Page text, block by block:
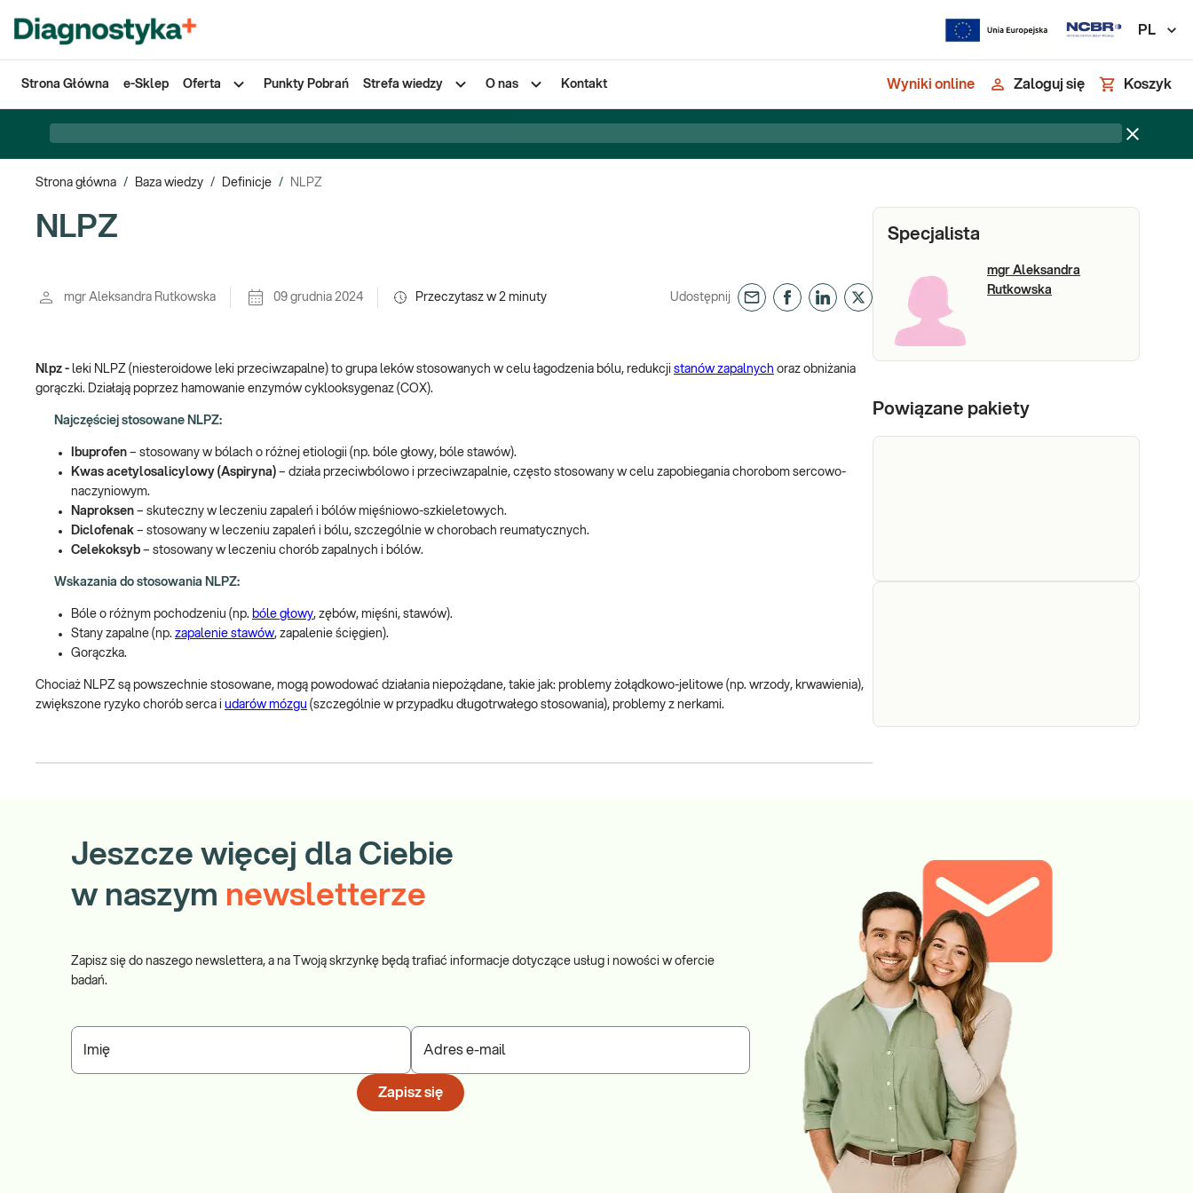
PL
Strona Główna e-Sklep Oferta Punkty Pobrań Strefa wiedzy O nas Kontakt Wyniki online Zaloguj się Koszyk
Strona główna / Baza wiedzy / Definicje / NLPZ
NLPZ
mgr Aleksandra Rutkowska 09 grudnia 2024 Przeczytasz w 2 minuty Udostępnij
Nlpz - leki NLPZ (niesteroidowe leki przeciwzapalne) to grupa leków stosowanych w celu łagodzenia bólu, redukcji stanów zapalnych oraz obniżania
gorączki. Działają poprzez hamowanie enzymów cyklooksygenaz (COX).
Najczęściej stosowane NLPZ:
Ibuprofen – stosowany w bólach o różnej etiologii (np. bóle głowy, bóle stawów).
Kwas acetylosalicylowy (Aspiryna) – działa przeciwbólowo i przeciwzapalnie, często stosowany w celu zapobiegania chorobom sercowo-
naczyniowym.
Naproksen – skuteczny w leczeniu zapaleń i bólów mięśniowo-szkieletowych.
Diclofenak – stosowany w leczeniu zapaleń i bólu, szczególnie w chorobach reumatycznych.
Celekoksyb – stosowany w leczeniu chorób zapalnych i bólów.
Wskazania do stosowania NLPZ:
Bóle o różnym pochodzeniu (np. bóle głowy, zębów, mięśni, stawów).
Stany zapalne (np. zapalenie stawów, zapalenie ścięgien).
Gorączka.
Chociaż NLPZ są powszechnie stosowane, mogą powodować działania niepożądane, takie jak: problemy żołądkowo-jelitowe (np. wrzody, krwawienia),
zwiększone ryzyko chorób serca i udarów mózgu (szczególnie w przypadku długotrwałego stosowania), problemy z nerkami.
Specjalista
mgr Aleksandra
Rutkowska
Powiązane pakiety
pakietu badań niezbędna
sprawdź PUNKTY
PRZYJAZNE DZIECIOM.
Wskazany: →
stanu zdrowia
Jeszcze więcej dla Ciebie
w naszym newsletterze
Zapisz się do naszego newslettera, a na Twoją skrzynkę będą trafiać informacje dotyczące usług i nowości w ofercie
badań.
Imię Adres e-mail
Zapisz się